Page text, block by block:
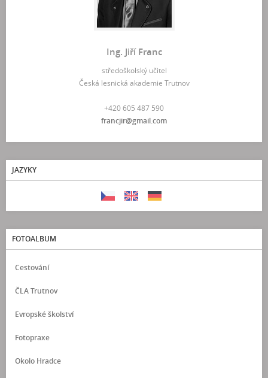
Ing. Jiří Franc
středoškolský učitel
Česká lesnická akademie Trutnov
+420 605 487 590
francjir@gmail.com
JAZYKY
FOTOALBUM
Cestování
ČLA Trutnov
Evropské školství
Fotopraxe
Okolo Hradce